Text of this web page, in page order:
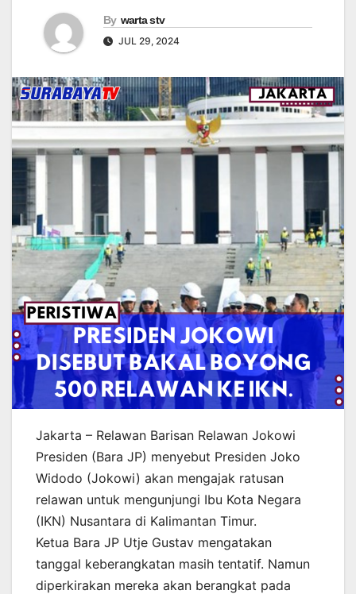
By warta stv
JUL 29, 2024
Jakarta – Relawan Barisan Relawan Jokowi
Presiden (Bara JP) menyebut Presiden Joko
Widodo (Jokowi) akan mengajak ratusan
relawan untuk mengunjungi Ibu Kota Negara
(IKN) Nusantara di Kalimantan Timur.
Ketua Bara JP Utje Gustav mengatakan
tanggal keberangkatan masih tentatif. Namun
diperkirakan mereka akan berangkat pada